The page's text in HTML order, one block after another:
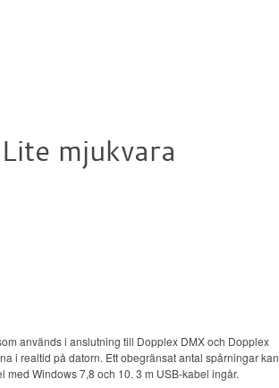
mjukvara
används i anslutning till Dopplex DMX och Dopplex
i realtid på datorn. Ett obegränsat antal spårningar kan
Windows 7,8 och 10. 3 m USB-kabel ingår.